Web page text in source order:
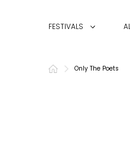
FESTIVALS
Only The Poets